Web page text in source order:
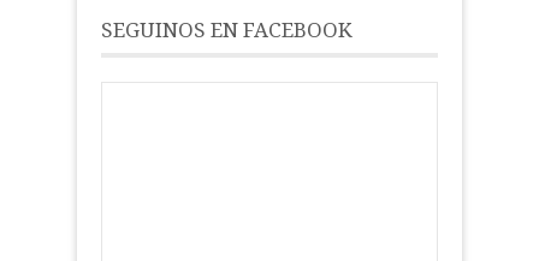
SEGUINOS EN FACEBOOK